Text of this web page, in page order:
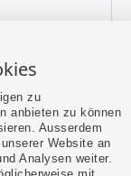
zu
anbieten zu können
Ausserdem
Website an
Analysen weiter.
mit